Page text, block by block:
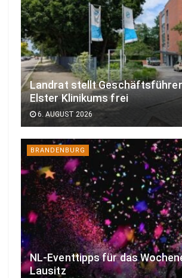
Landrat stellt Geschäftsführer
Elster Klinikums frei
6. AUGUST 2026
BRANDENBURG
NL-Eventtipps für das
Lausitz